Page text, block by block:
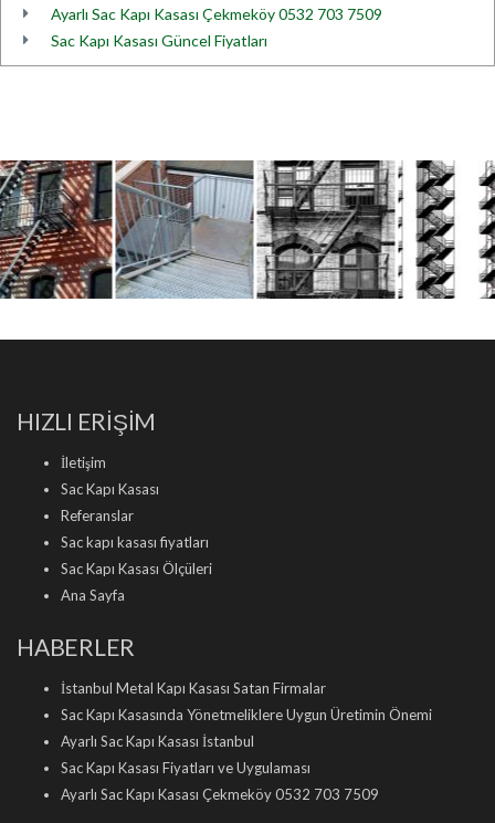
Ayarlı Sac Kapı Kasası Çekmeköy 0532 703 7509
Sac Kapı Kasası Güncel Fiyatları
HIZLI ERİŞİM
İletişim
Sac Kapı Kasası
Referanslar
Sac kapı kasası fiyatları
Sac Kapı Kasası Ölçüleri
Ana Sayfa
HABERLER
İstanbul Metal Kapı Kasası Satan Firmalar
Sac Kapı Kasasında Yönetmeliklere Uygun Üretimin Önemi
Ayarlı Sac Kapı Kasası İstanbul
Sac Kapı Kasası Fiyatları ve Uygulaması
Ayarlı Sac Kapı Kasası Çekmeköy 0532 703 7509